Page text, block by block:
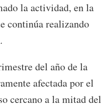
la actividad, en la
continúa realizando
del año de la
afectada por el
cercano a la mitad del